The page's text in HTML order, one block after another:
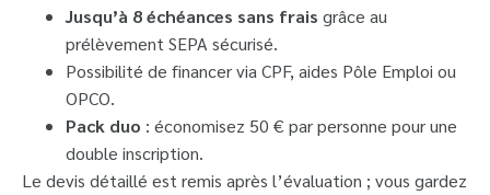
Jusqu’à 8 échéances sans frais grâce au
prélèvement SEPA sécurisé.
Possibilité de financer via CPF, aides Pôle Emploi ou
OPCO.
Pack duo : économisez 50 € par personne pour une
double inscription.
Le devis détaillé est remis après l’évaluation ; vous gardez